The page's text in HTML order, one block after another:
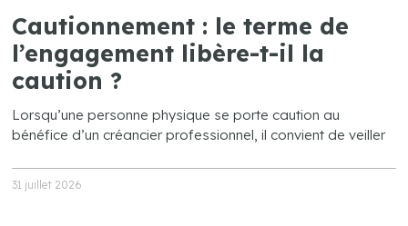
Cautionnement : le terme de
l’engagement libère-t-il la
caution ?
Lorsqu’une personne physique se porte caution au
bénéfice d’un créancier professionnel, il convient de veiller
31 juillet 2026